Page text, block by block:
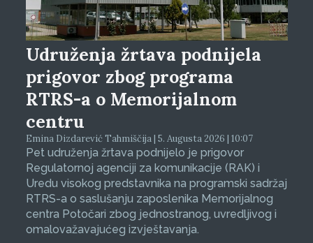
Udruženja žrtava podnijela
prigovor zbog programa
RTRS-a o Memorijalnom
centru
Emina Dizdarević Tahmiščija | 5. Augusta 2026 | 10:07
Pet udruženja žrtava podnijelo je prigovor
Regulatornoj agenciji za komunikacije (RAK) i
Uredu visokog predstavnika na programski sadržaj
RTRS-a o saslušanju zaposlenika Memorijalnog
centra Potočari zbog jednostranog, uvredljivog i
omalovažavajućeg izvještavanja.